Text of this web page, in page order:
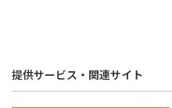
提供サービス・関連サイト